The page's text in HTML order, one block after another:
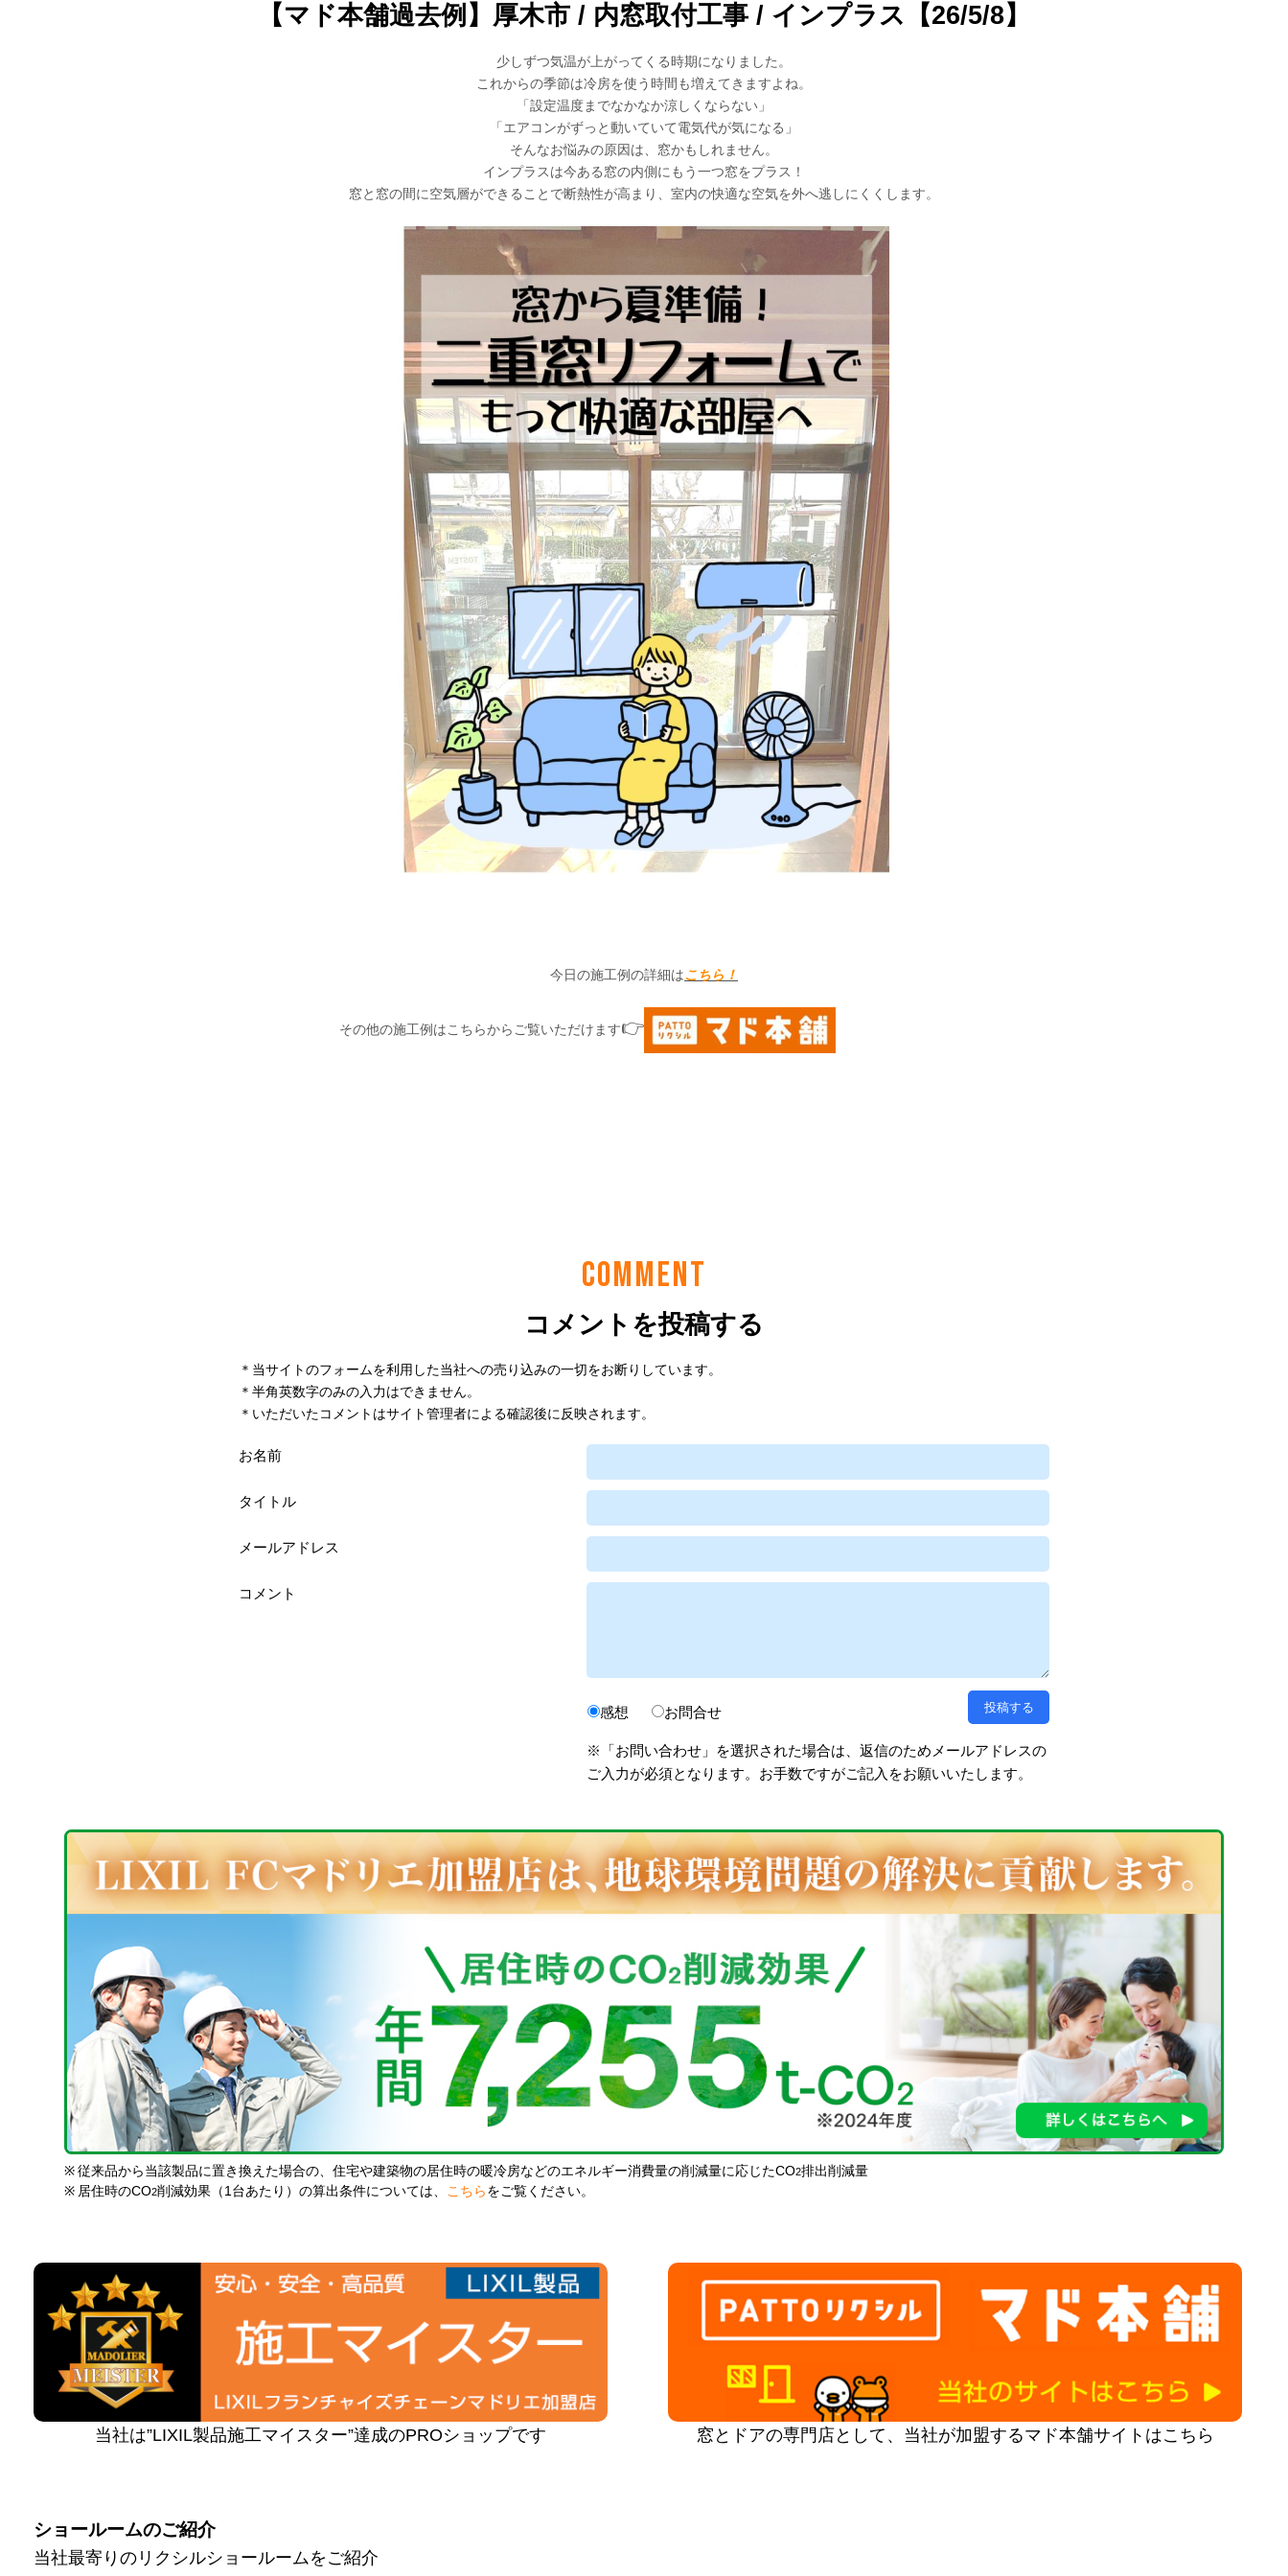
【マド本舗過去例】厚木市 / 内窓取付工事 / インプラス【26/5/8】
COMMENT
コメントを投稿する
＊当サイトのフォームを利用した当社への売り込みの一切をお断りしています。
＊半角英数字のみの入力はできません。
＊いただいたコメントはサイト管理者による確認後に反映されます。
お名前
タイトル
メールアドレス
コメント
感想 お問合せ
※「お問い合わせ」を選択された場合は、返信のためメールアドレスの
ご入力が必須となります。お手数ですがご記入をお願いいたします。
※ 従来品から当該製品に置き換えた場合の、住宅や建築物の居住時の暖冷房などのエネルギー消費量の削減量に応じたCO2排出削減量
※ 居住時のCO2削減効果（1台あたり）の算出条件については、 こちら をご覧ください。
当社は”LIXIL製品施工マイスター”達成のPROショップです 窓とドアの専門店として、当社が加盟するマド本舗サイトはこちら
ショールームのご紹介
当社最寄りのリクシルショールームをご紹介